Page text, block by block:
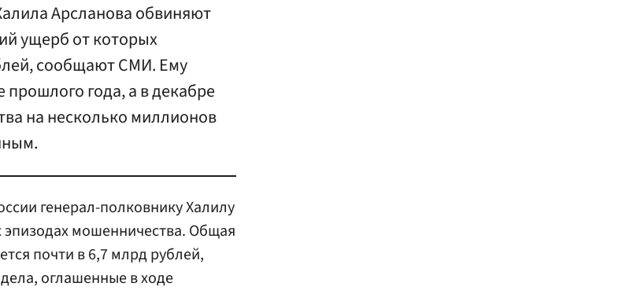
Арсланова обвиняют
ущерб от которых
сообщают СМИ. Ему
года, а в декабре
на несколько миллионов
генерал-полковнику Халилу
мошенничества. Общая
почти в 6,7 млрд рублей,
оглашенные в ходе